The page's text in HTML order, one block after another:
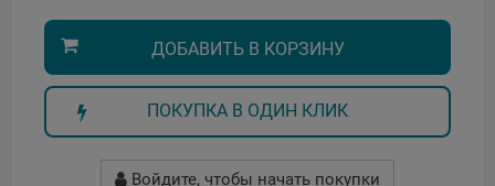
ДОБАВИТЬ В КОРЗИНУ
ПОКУПКА В ОДИН КЛИК
Войдите, чтобы начать покупки